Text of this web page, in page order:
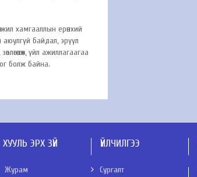
хамгааллын ерөнхий
аюулгүй байдал, эрүүл
өгөх, үйл ажиллагаагаа
болж байна.
ХУУЛЬ ЭРХ ЗҮЙ
Журам
ҮЙЛЧИЛГЭЭ
Сургалт